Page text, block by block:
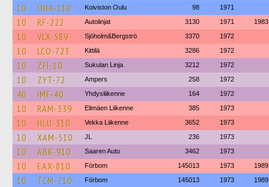
10 OHA-110 Koiviston Oulu 98 1971
10 RF-222 Autolinjat 3130 1971 1983
10 VLX-589 Sjöholm&Bergströ 3370 1972
10 LCO-723 Kittilä 3286 1972
10 ZFI-10 Sukulan Linja 3212 1972
10 ZYT-72 Ampers 258 1972
40 IMF-40 Yhdysliikenne 164 1972
10 RAM-339 Elimäen Liikenne 385 1973
10 HLU-310 Vekka Liikenne 3652 1973
10 XAM-510 JL 236 1973
10 ABK-910 Saaren Auto 3462 1973
10 EAX-810 Förbom 145013 1973 1989
10 TCM-710 Förbom 145013 1973 1989